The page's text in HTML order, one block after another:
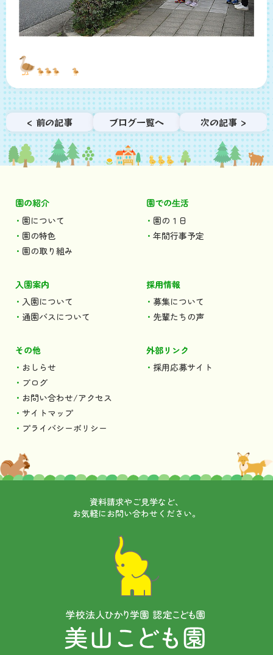
< 前の記事 ブログ一覧へ 次の記事 >
園の紹介
園について
園の特色
園の取り組み
園での⽣活
園の１日
年間行事予定
入園案内
入園について
通園バスについて
採用情報
募集について
先輩たちの声
その他
おしらせ
ブログ
お問い合わせ/アクセス
サイトマップ
プライバシーポリシー
外部リンク
採用応募サイト
資料請求やご見学など、
お気軽にお問い合わせください。